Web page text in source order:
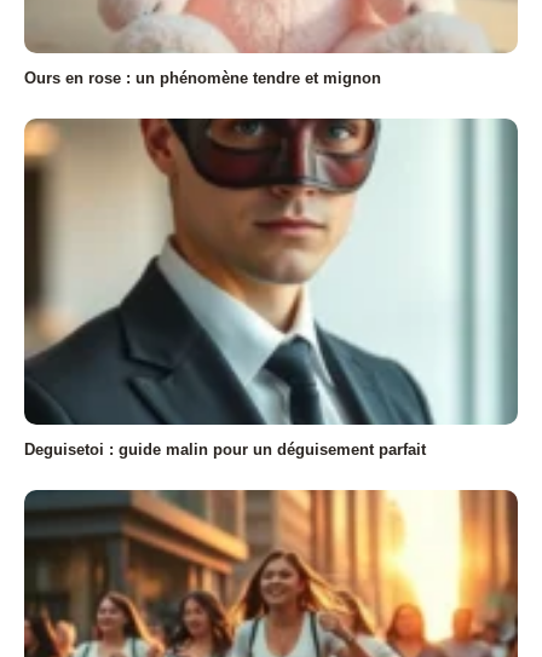
Ours en rose : un phénomène tendre et mignon
Deguisetoi : guide malin pour un déguisement parfait